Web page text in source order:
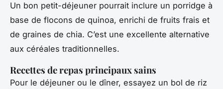
Un bon petit-déjeuner pourrait inclure un porridge à
base de flocons de quinoa, enrichi de fruits frais et
de graines de chia. C’est une excellente alternative
aux céréales traditionnelles.
Recettes de repas principaux sains
Pour le déjeuner ou le dîner, essayez un bol de riz